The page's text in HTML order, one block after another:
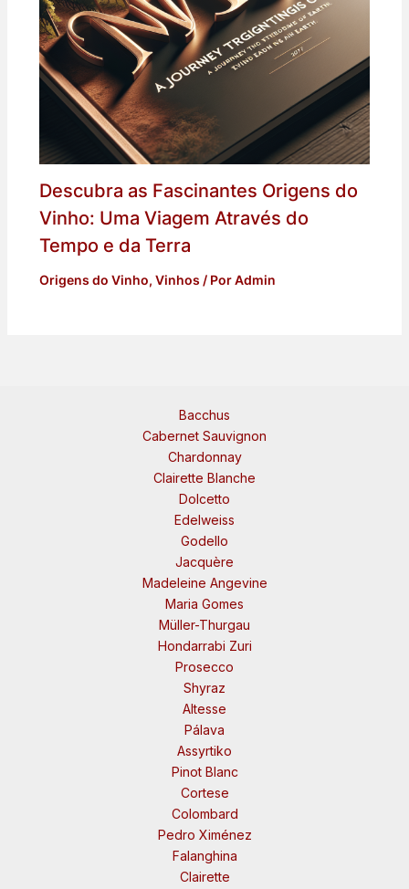
Descubra as Fascinantes Origens do
Vinho: Uma Viagem Através do
Tempo e da Terra
Origens do Vinho, Vinhos / PorAdmin
Bacchus
Cabernet Sauvignon
Chardonnay
Clairette Blanche
Dolcetto
Edelweiss
Godello
Jacquère
Madeleine Angevine
Maria Gomes
Müller-Thurgau
Hondarrabi Zuri
Prosecco
Shyraz
Altesse
Pálava
Assyrtiko
Pinot Blanc
Cortese
Colombard
Pedro Ximénez
Falanghina
Clairette